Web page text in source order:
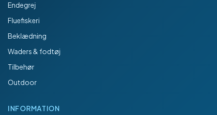
Endegrej
Fluefiskeri
Beklædning
Waders & fodtøj
Tilbehør
Outdoor
INFORMATION